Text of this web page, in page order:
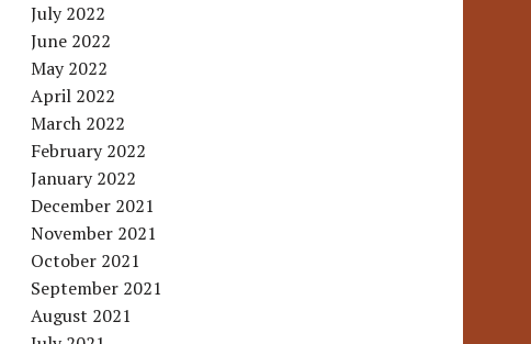
July 2022
June 2022
May 2022
April 2022
March 2022
February 2022
January 2022
December 2021
November 2021
October 2021
September 2021
August 2021